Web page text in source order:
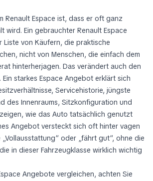
Renault Espace ist, dass er oft ganz
wird. Ein gebrauchter Renault Espace
von Käufern, die praktische
nicht von Menschen, die einfach dem
hinterherjagen. Das verändert auch den
starkes Espace Angebot erklärt sich
Servicehistorie, jüngste
des Innenraums, Sitzkonfiguration und
wie das Auto tatsächlich genutzt
Angebot versteckt sich oft hinter vagen
oder „fährt gut“, ohne die
in dieser Fahrzeugklasse wirklich wichtig
Angebote vergleichen, achten Sie